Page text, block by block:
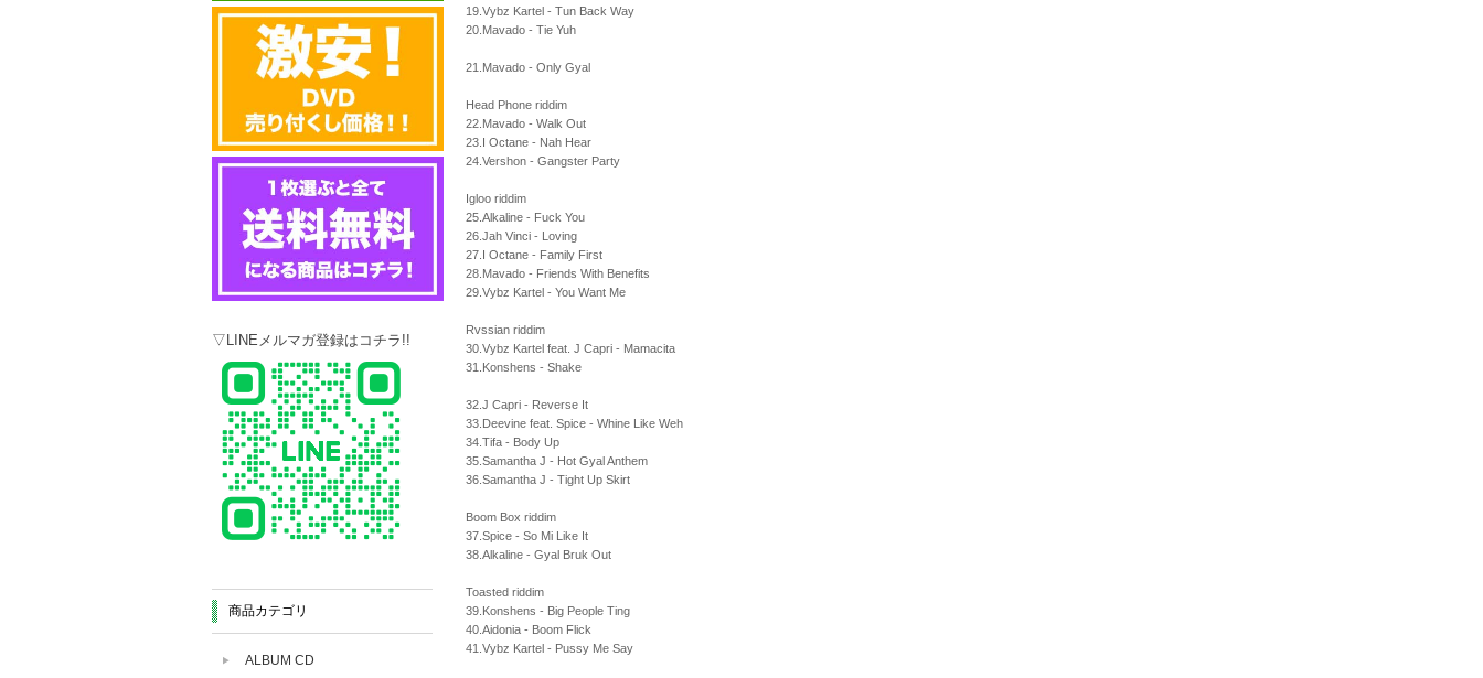
19.Vybz Kartel - Tun Back Way
20.Mavado - Tie Yuh
21.Mavado - Only Gyal
Head Phone riddim
22.Mavado - Walk Out
23.I Octane - Nah Hear
24.Vershon - Gangster Party
Igloo riddim
25.Alkaline - Fuck You
26.Jah Vinci - Loving
27.I Octane - Family First
28.Mavado - Friends With Benefits
29.Vybz Kartel - You Want Me
Rvssian riddim
30.Vybz Kartel feat. J Capri - Mamacita
31.Konshens - Shake
32.J Capri - Reverse It
33.Deevine feat. Spice - Whine Like Weh
34.Tifa - Body Up
35.Samantha J - Hot Gyal Anthem
36.Samantha J - Tight Up Skirt
Boom Box riddim
37.Spice - So Mi Like It
38.Alkaline - Gyal Bruk Out
Toasted riddim
39.Konshens - Big People Ting
40.Aidonia - Boom Flick
41.Vybz Kartel - Pussy Me Say
▽LINEメルマガ登録はコチラ!!
商品カテゴリ
ALBUM CD